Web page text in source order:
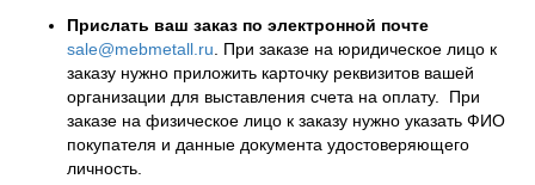
Прислать ваш заказ по электронной почте
sale@mebmetall.ru . При заказе на юридическое лицо к
заказу нужно приложить карточку реквизитов вашей
организации для выставления счета на оплату. При
заказе на физическое лицо к заказу нужно указать ФИО
покупателя и данные документа удостоверяющего
личность.